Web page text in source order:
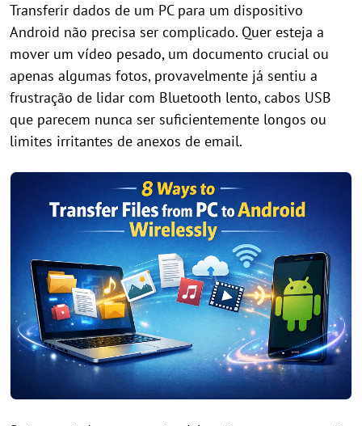
Transferir dados de um PC para um dispositivo
Android não precisa ser complicado. Quer esteja a
mover um vídeo pesado, um documento crucial ou
apenas algumas fotos, provavelmente já sentiu a
frustração de lidar com Bluetooth lento, cabos USB
que parecem nunca ser suficientemente longos ou
limites irritantes de anexos de email.